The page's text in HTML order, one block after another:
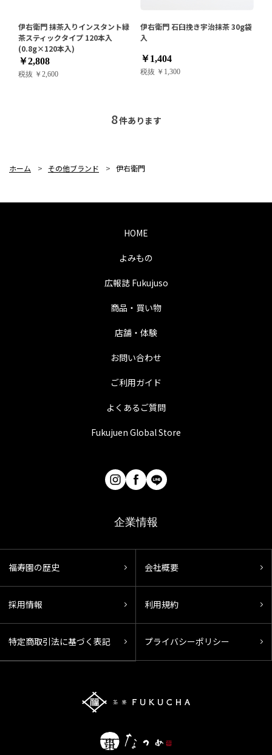
伊右衛門 抹茶入りインスタント緑
茶スティックタイプ 120本入
(0.8g×120本入)
￥2,808
税抜 ￥2,600
伊右衛門 石臼挽き宇治抹茶 30g袋
入
￥1,404
税抜 ￥1,300
8件あります
ホーム > その他ブランド > 伊右衛門
HOME
よみもの
広報誌 Fukujuso
商品・買い物
店舗・体験
お問い合わせ
ご利用ガイド
よくあるご質問
Fukujuen Global Store
企業情報
福寿園の歴史 会社概要
採用情報 利用規約
特定商取引法に基づく表記 プライバシーポリシー